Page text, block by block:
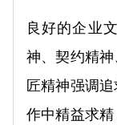
良好的企业
神、契约精
匠精神强调
作中精益求精